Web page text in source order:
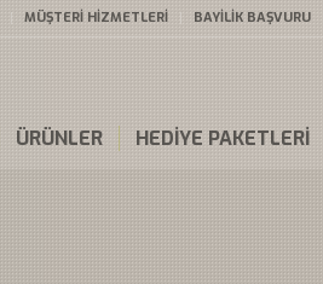
MÜŞTERİ HİZMETLERİ BAYİLİK BAŞVURU
ÜRÜNLER HEDİYE PAKETLERİ